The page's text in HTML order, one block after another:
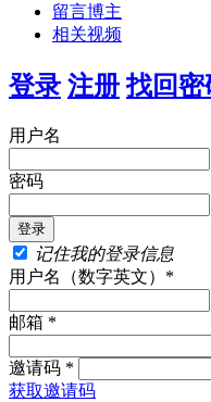
留言博主
相关视频
登录 注册 找回密
用户名
密码
记住我的登录信息
用户名（数字英文）*
邮箱 *
邀请码 *
获取邀请码